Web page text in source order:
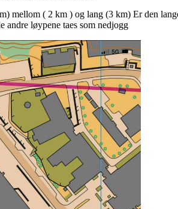
mellom ( 2 km ) og lang (3 km) Er den
andre løypene taes som nedjogg